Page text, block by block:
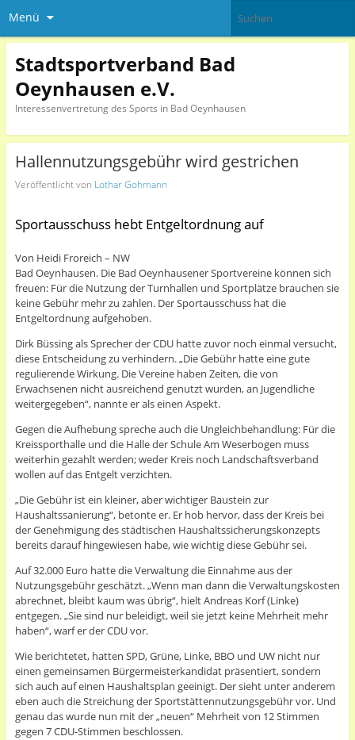
Menü
Stadtsportverband Bad
Oeynhausen e.V.
Interessenvertretung des Sports in Bad Oeynhausen
Hallennutzungsgebühr wird gestrichen
Veröffentlicht von Lothar Gohmann
Sportausschuss hebt Entgeltordnung auf
Von Heidi Froreich – NW
Bad Oeynhausen. Die Bad Oeynhausener Sportvereine können sich
freuen: Für die Nutzung der Turnhallen und Sportplätze brauchen sie
keine Gebühr mehr zu zahlen. Der Sportausschuss hat die
Entgeltordnung aufgehoben.
Dirk Büssing als Sprecher der CDU hatte zuvor noch einmal versucht,
diese Entscheidung zu verhindern. „Die Gebühr hatte eine gute
regulierende Wirkung. Die Vereine haben Zeiten, die von
Erwachsenen nicht ausreichend genutzt wurden, an Jugendliche
weitergegeben“, nannte er als einen Aspekt.
Gegen die Aufhebung spreche auch die Ungleichbehandlung: Für die
Kreissporthalle und die Halle der Schule Am Weserbogen muss
weiterhin gezahlt werden; weder Kreis noch Landschaftsverband
wollen auf das Entgelt verzichten.
„Die Gebühr ist ein kleiner, aber wichtiger Baustein zur
Haushaltssanierung“, betonte er. Er hob hervor, dass der Kreis bei
der Genehmigung des städtischen Haushaltssicherungskonzepts
bereits darauf hingewiesen habe, wie wichtig diese Gebühr sei.
Auf 32.000 Euro hatte die Verwaltung die Einnahme aus der
Nutzungsgebühr geschätzt. „Wenn man dann die Verwaltungskosten
abrechnet, bleibt kaum was übrig“, hielt Andreas Korf (Linke)
entgegen. „Sie sind nur beleidigt, weil sie jetzt keine Mehrheit mehr
haben“, warf er der CDU vor.
Wie berichtetet, hatten SPD, Grüne, Linke, BBO und UW nicht nur
einen gemeinsamen Bürgermeisterkandidat präsentiert, sondern
sich auch auf einen Haushaltsplan geeinigt. Der sieht unter anderem
eben auch die Streichung der Sportstättennutzungsgebühr vor. Und
genau das wurde nun mit der „neuen“ Mehrheit von 12 Stimmen
gegen 7 CDU-Stimmen beschlossen.